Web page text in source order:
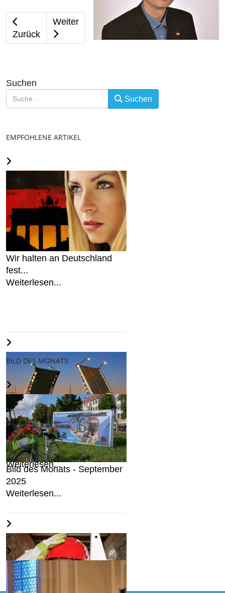
Vorheriger Beitrag: Gesegnetes Osterfest!
Zurück
Nächster Beitrag: Herzlichen
Weiter
Suchen
Suchen
EMPFOHLENE ARTIKEL
Wir halten an Deutschland
fest...
Weiterlesen...
Skandalokratie: Sven Krüger
in St. Petersburg ...
Weiterlesen...
BILD DES MONATS
Bild des Monats - September
2025
Weiterlesen...